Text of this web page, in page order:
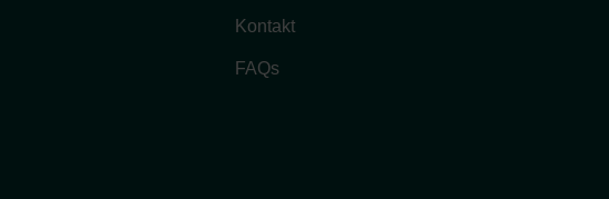
Kontakt
FAQs